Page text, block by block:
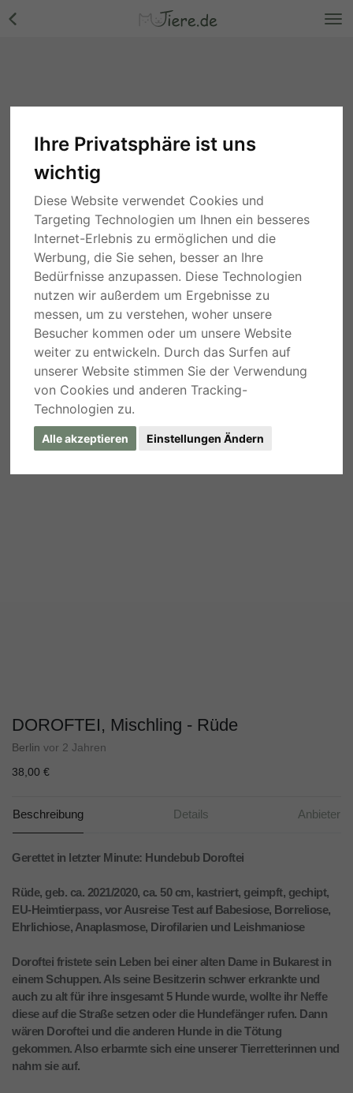
Ihre Privatsphäre ist uns
wichtig
Diese Website verwendet Cookies und
Targeting Technologien um Ihnen ein besseres
Internet-Erlebnis zu ermöglichen und die
Werbung, die Sie sehen, besser an Ihre
Bedürfnisse anzupassen. Diese Technologien
nutzen wir außerdem um Ergebnisse zu
messen, um zu verstehen, woher unsere
Besucher kommen oder um unsere Website
weiter zu entwickeln. Durch das Surfen auf
unserer Website stimmen Sie der Verwendung
von Cookies und anderen Tracking-
Technologien zu.
Alle akzeptieren Einstellungen Ändern
DOROFTEI, Mischling - Rüde
Berlin vor 2 Jahren
38,00 €
Beschreibung Details Anbieter
Gerettet in letzter Minute: Hundebub Doroftei
Rüde, geb. ca. 2021/2020, ca. 50 cm, kastriert, geimpft, gechipt,
EU-Heimtierpass, vor Ausreise Test auf Babesiose, Borreliose,
Ehrlichiose, Anaplasmose, Dirofilarien und Leishmaniose
Doroftei fristete sein Leben bei einer alten Dame in Bukarest in
einem Schuppen. Als seine Besitzerin schwer erkrankte und
auch zu alt für ihre insgesamt 5 Hunde wurde, wollte ihr Neffe
diese auf die Straße setzen oder die Hundefänger rufen. Dann
wären Doroftei und die anderen Hunde in die Tötung
gekommen. Also erbarmte sich eine unserer Tierretterinnen und
nahm sie auf.